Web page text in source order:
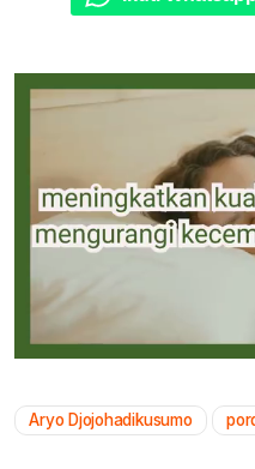
Aryo Djojohadikusumo